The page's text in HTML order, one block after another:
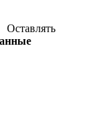
Оставлять